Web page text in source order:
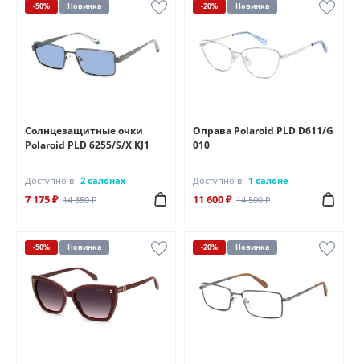
-50% Новинка
Солнцезащитные очки
Polaroid PLD 6255/S/X KJ1
Доступно в 2 салонах
7 175 ₽ 14 350 ₽
-20% Новинка
Оправа Polaroid PLD D611/G
010
Доступно в 1 салоне
11 600 ₽ 14 500 ₽
-50% Новинка -20% Новинка